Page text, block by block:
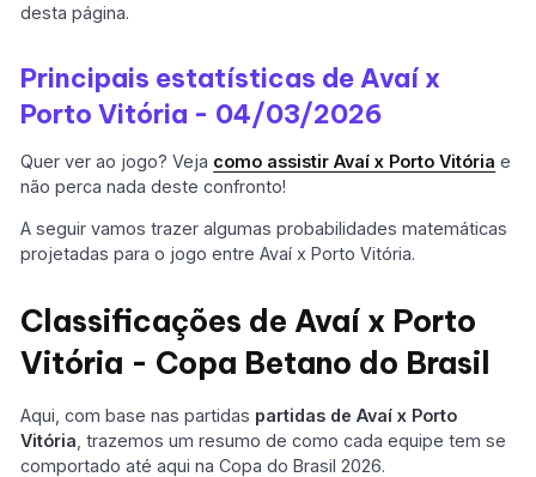
desta página.
Principais estatísticas de Avaí x
Porto Vitória - 04/03/2026
Quer ver ao jogo? Veja como assistir Avaí x Porto Vitória e
não perca nada deste confronto!
A seguir vamos trazer algumas probabilidades matemáticas
projetadas para o jogo entre Avaí x Porto Vitória.
Classificações de Avaí x Porto
Vitória - Copa Betano do Brasil
Aqui, com base nas partidas partidas de Avaí x Porto
Vitória , trazemos um resumo de como cada equipe tem se
comportado até aqui na Copa do Brasil 2026.